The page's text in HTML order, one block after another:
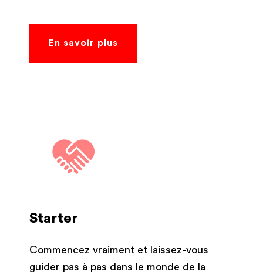
En savoir plus
Starter
Commencez vraiment et laissez-vous
guider pas à pas dans le monde de la